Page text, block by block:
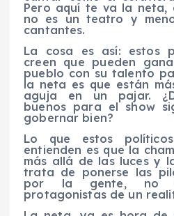
Pero aquí te va la neta,
no es un teatro y
cantantes.
La cosa es así: estos
creen que pueden
pueblo con su talento
la neta es que están
aguja en un pajar.
buenos para el show
gobernar bien?
Lo que estos
entienden es que la
más allá de las luces y
trata de ponerse las
por la gente, no
protagonistas de un